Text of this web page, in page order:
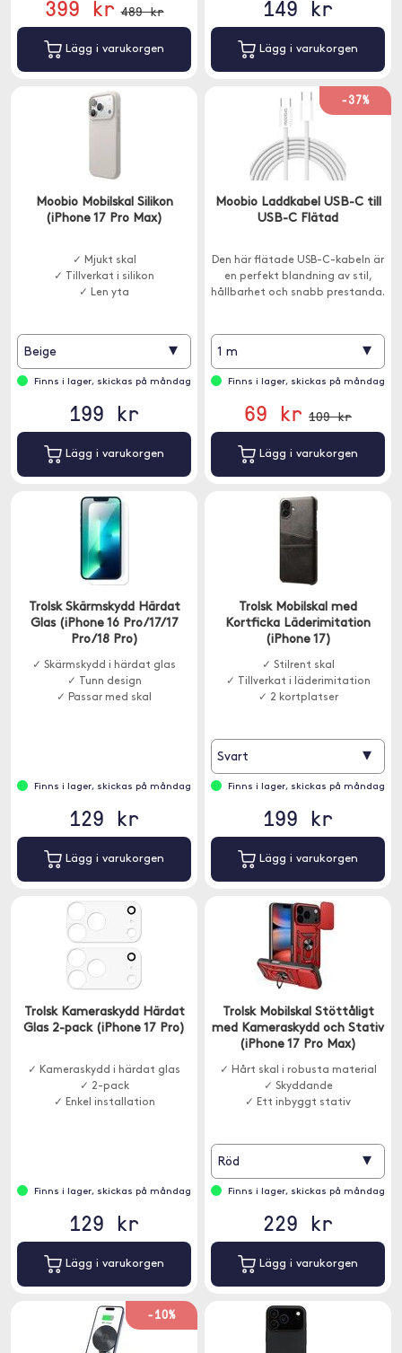
399 kr 489 kr
Lägg i varukorgen
149 kr
Lägg i varukorgen
Moobio Mobilskal Silikon
(iPhone 17 Pro Max)
✓ Mjukt skal
✓ Tillverkat i silikon
✓ Len yta
Beige ▾
Finns i lager, skickas på måndag
199 kr
Lägg i varukorgen
-37%
Moobio Laddkabel USB-C till
USB-C Flätad
Den här flätade USB-C-kabeln är
en perfekt blandning av stil,
hållbarhet och snabb prestanda.
1 m ▾
Finns i lager, skickas på måndag
69 kr 109 kr
Lägg i varukorgen
Trolsk Skärmskydd Härdat
Glas (iPhone 16 Pro/17/17
Pro/18 Pro)
✓ Skärmskydd i härdat glas
✓ Tunn design
✓ Passar med skal
Finns i lager, skickas på måndag
129 kr
Lägg i varukorgen
Trolsk Mobilskal med
Kortficka Läderimitation
(iPhone 17)
✓ Stilrent skal
✓ Tillverkat i läderimitation
✓ 2 kortplatser
Svart ▾
Finns i lager, skickas på måndag
199 kr
Lägg i varukorgen
Trolsk Kameraskydd Härdat
Glas 2-pack (iPhone 17 Pro)
✓ Kameraskydd i härdat glas
✓ 2-pack
✓ Enkel installation
Finns i lager, skickas på måndag
129 kr
Lägg i varukorgen
Trolsk Mobilskal Stöttåligt
med Kameraskydd och Stativ
(iPhone 17 Pro Max)
✓ Hårt skal i robusta material
✓ Skyddande
✓ Ett inbyggt stativ
Röd ▾
Finns i lager, skickas på måndag
229 kr
Lägg i varukorgen
-10%